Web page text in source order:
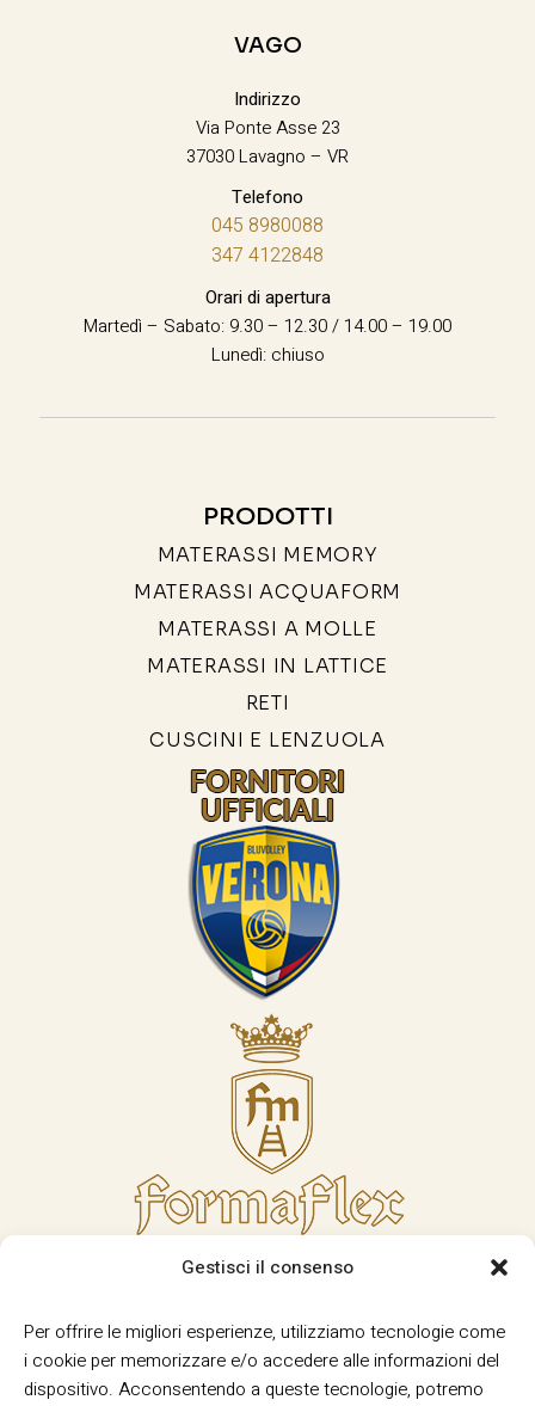
Gestisci il consenso
Per offrire le migliori esperienze, utilizziamo tecnologie come
i cookie per memorizzare e/o accedere alle informazioni del
dispositivo. Acconsentendo a queste tecnologie, potremo
VAGO
Indirizzo
Via Ponte Asse 23
37030 Lavagno – VR
Telefono
045 8980088
347 4122848
Orari di apertura
Martedì – Sabato: 9.30 – 12.30 / 14.00 – 19.00
Lunedì: chiuso
PRODOTTI
MATERASSI MEMORY
MATERASSI ACQUAFORM
MATERASSI A MOLLE
MATERASSI IN LATTICE
RETI
CUSCINI E LENZUOLA